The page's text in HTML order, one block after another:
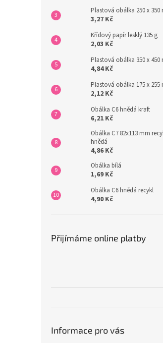
Plastová obálka 250 x 350
3,27 Kč
Křídový papír lesklý 135 g
2,03 Kč
Plastová obálka 350 x 450
4,84 Kč
Plastová obálka 175 x 255
2,12 Kč
Obálka C6 hnědá kraft
6,21 Kč
Obálka C7 82x113 mm
hnědá
4,86 Kč
Obálka bílá
1,69 Kč
Obálka C6 hnědá recykl
4,90 Kč
Přijímáme online platby
Informace pro vás